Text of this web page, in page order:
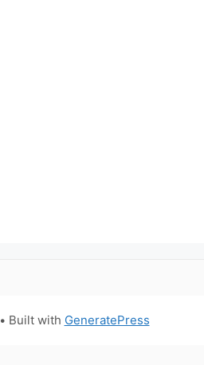
• Built with GeneratePress